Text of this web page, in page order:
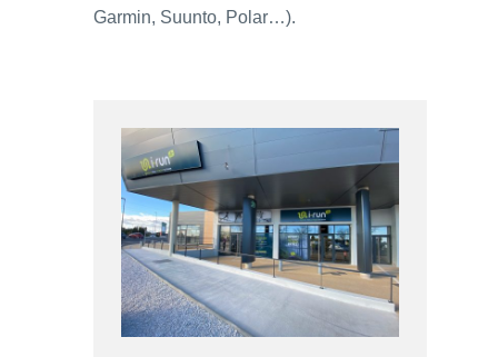
Garmin, Suunto, Polar…).